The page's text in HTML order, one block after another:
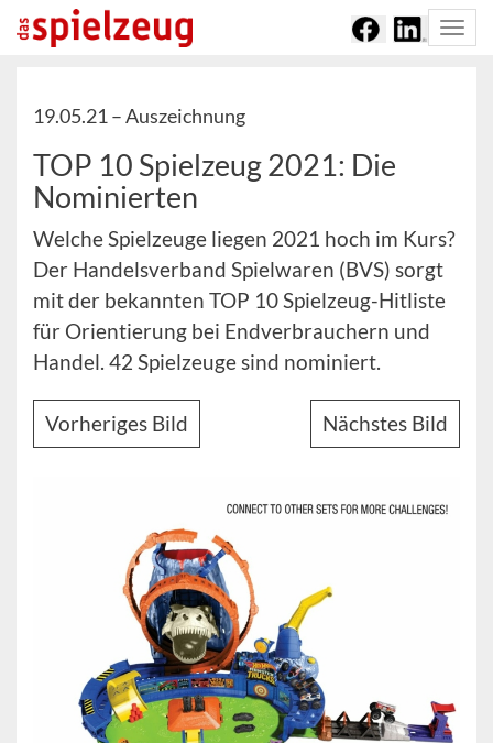
19.05.21 –Auszeichnung
TOP 10 Spielzeug 2021: Die
Nominierten
Welche Spielzeuge liegen 2021 hoch im Kurs?
Der Handelsverband Spielwaren (BVS) sorgt
mit der bekannten TOP 10 Spielzeug-Hitliste
für Orientierung bei Endverbrauchern und
Handel. 42 Spielzeuge sind nominiert.
Vorheriges Bild Nächstes Bild